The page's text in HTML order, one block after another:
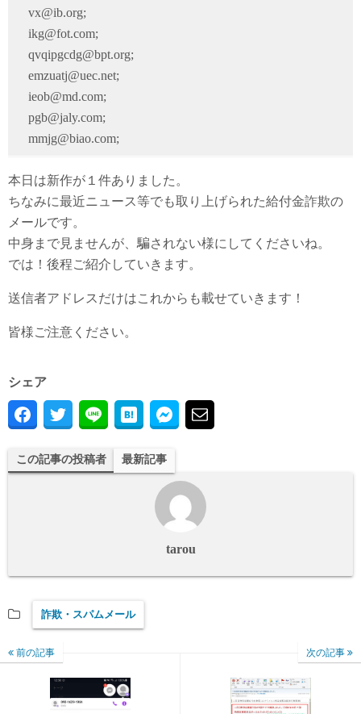
vx@ib.org;
ikg@fot.com;
qvqipgcdg@bpt.org;
emzuatj@uec.net;
ieob@md.com;
pgb@jaly.com;
mmjg@biao.com;
本日は新作が１件ありました。
ちなみに最近ニュース等でも取り上げられた給付金詐欺の
メールです。
中身まで見ませんが、騙されない様にしてくださいね。
では！後程ご紹介していきます。
送信者アドレスだけはこれからも載せていきます！
皆様ご注意ください。
シェア
この記事の投稿者 最新記事
tarou
詐欺・スパムメール
前の記事 次の記事